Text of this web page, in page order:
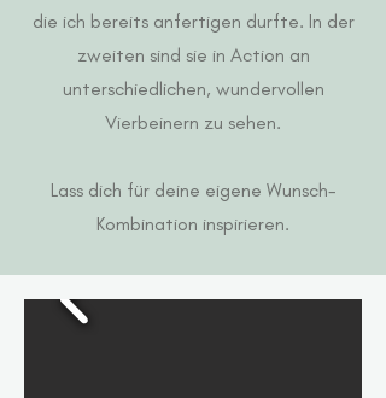
die ich bereits anfertigen durfte. In der
zweiten sind sie in Action an
unterschiedlichen, wundervollen
Vierbeinern zu sehen.
Lass dich für deine eigene Wunsch-
Kombination inspirieren.